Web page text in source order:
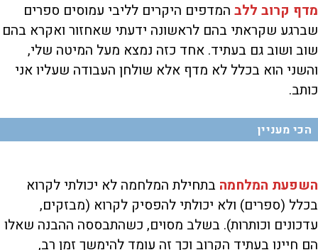
מדף קרוב ללב המדפים היקרים לליבי עמוסים ספרים
שברגע שקראתי בהם לראשונה ידעתי שאחזור ואקרא בהם
שוב ושוב גם בעתיד. אחד כזה נמצא מעל המיטה שלי,
והשני הוא בכלל לא מדף אלא שולחן העבודה שעליו אני
כותב.
הכי מעניין
השפעת המלחמה בתחילת המלחמה לא יכולתי לקרוא
בכלל (ספרים) ולא יכולתי להפסיק לקרוא (מבזקים,
עדכונים וכותרות). בשלב מסוים, כשהתבססה ההבנה שאלו
הם חיינו בעתיד הקרוב וכך זה עומד להימשך זמן רב,